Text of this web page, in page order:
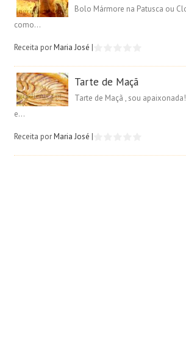
Bolo Mármore na Patusca ou
como...
Receita porMaria José |
Tarte de Maçã
Tarte de Maçã , sou
e...
Receita porMaria José |